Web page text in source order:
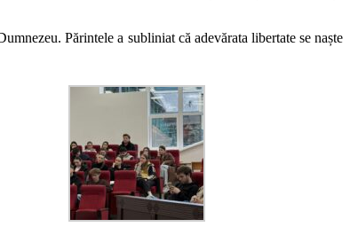
Părintele a subliniat că adevărata libertate se naște